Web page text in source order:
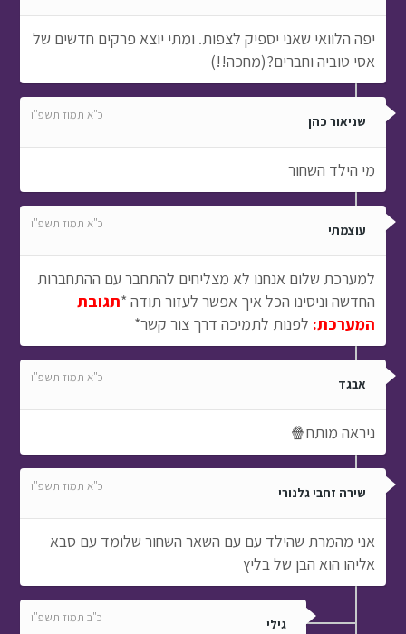
יפה הלוואי שאני יספיק לצפות. ומתי יוצא פרקים חדשים של
אסי טוביה וחברים?(מחכה!!)
שניאור כהן כ"א תמוז תשפ"ו
מי הילד השחור
עוצמתי כ"א תמוז תשפ"ו
למערכת שלום אנחנו לא מצליחים להתחבר עם ההתחברות
החדשה וניסינו הכל איך אפשר לעזור תודה *תגובת
המערכת: לפנות לתמיכה דרך צור קשר*
אבגד כ"א תמוז תשפ"ו
ניראה מותח🍿
שירה זחבי גלנורי כ"א תמוז תשפ"ו
אני מהמרת שהילד עם עם השאר השחור שלומד עם סבא
אליהו הוא הבן של בליץ
גילי כ"ב תמוז תשפ"ו